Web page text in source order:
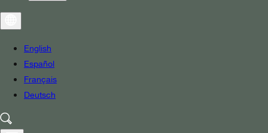
English
Español
Français
Deutsch